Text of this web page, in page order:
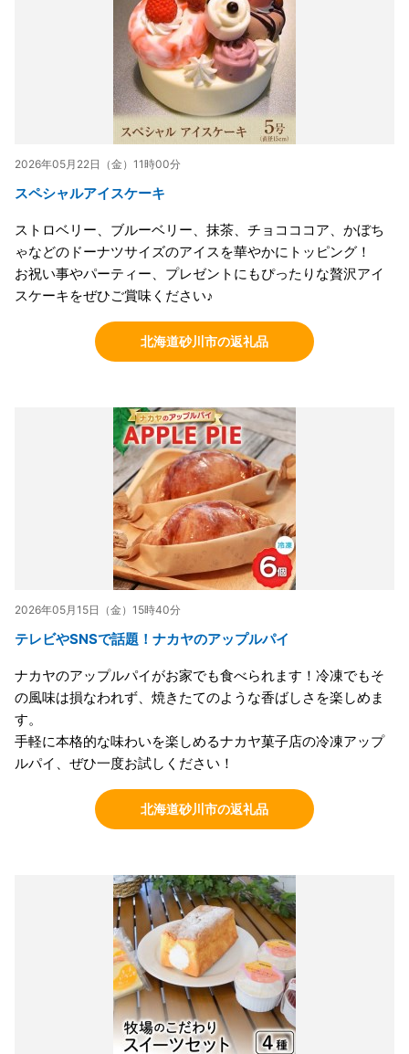
2026年05月22日（金）11時00分
スペシャルアイスケーキ
ストロベリー、ブルーベリー、抹茶、チョコココア、かぼち
ゃなどのドーナツサイズのアイスを華やかにトッピング！
お祝い事やパーティー、プレゼントにもぴったりな贅沢アイ
スケーキをぜひご賞味ください♪
北海道砂川市の返礼品
2026年05月15日（金）15時40分
テレビやSNSで話題！ナカヤのアップルパイ
ナカヤのアップルパイがお家でも食べられます！冷凍でもそ
の風味は損なわれず、焼きたてのような香ばしさを楽しめま
す。
手軽に本格的な味わいを楽しめるナカヤ菓子店の冷凍アップ
ルパイ、ぜひ一度お試しください！
北海道砂川市の返礼品